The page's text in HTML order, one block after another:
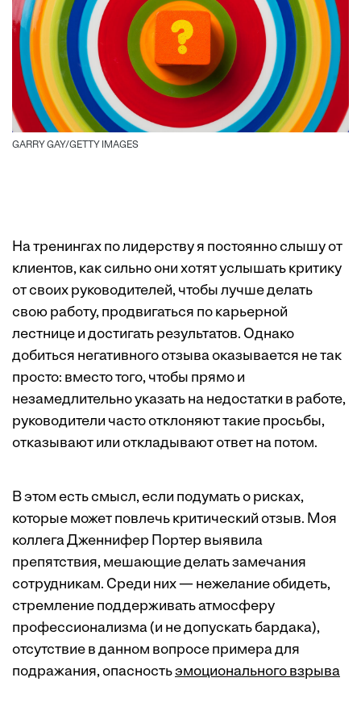
GARRY GAY/GETTY IMAGES
На тренингах по лидерству я постоянно слышу от
клиентов, как сильно они хотят услышать критику
от своих руководителей, чтобы лучше делать
свою работу, продвигаться по карьерной
лестнице и достигать результатов. Однако
добиться негативного отзыва оказывается не так
просто: вместо того, чтобы прямо и
незамедлительно указать на недостатки в работе,
руководители часто отклоняют такие просьбы,
отказывают или откладывают ответ на потом.
В этом есть смысл, если подумать о рисках,
которые может повлечь критический отзыв. Моя
коллега Дженнифер Портер выявила
препятствия, мешающие делать замечания
сотрудникам. Среди них — нежелание обидеть,
стремление поддерживать атмосферу
профессионализма (и не допускать бардака),
отсутствие в данном вопросе примера для
подражания, опасностьэмоционального взрыва